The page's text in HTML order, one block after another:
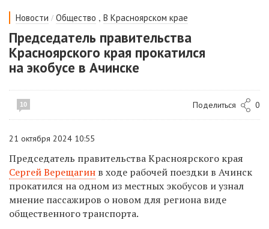
Новости / Общество , В Красноярском крае
Председатель правительства
Красноярского края прокатился
на экобусе в Ачинске
10 Поделиться 0
21 октября 2024 10:55
Председатель правительства Красноярского края
Сергей Верещагин в ходе рабочей поездки в Ачинск
прокатился на одном из местных экобусов и узнал
мнение пассажиров о новом для региона виде
общественного транспорта.